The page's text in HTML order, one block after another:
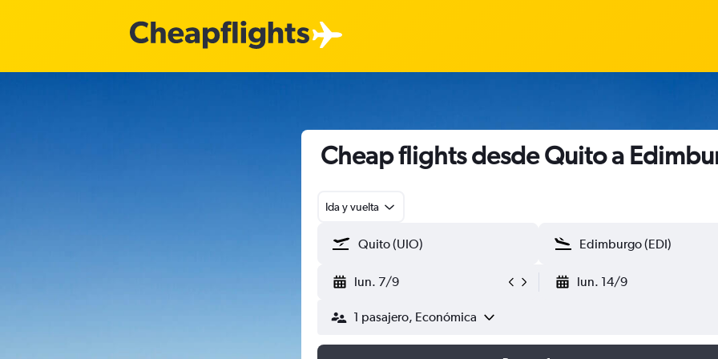
Cheap flights desde Quito a
Ida y vuelta
lun. 7/9 lun. 14/9
1 pasajero, Económica